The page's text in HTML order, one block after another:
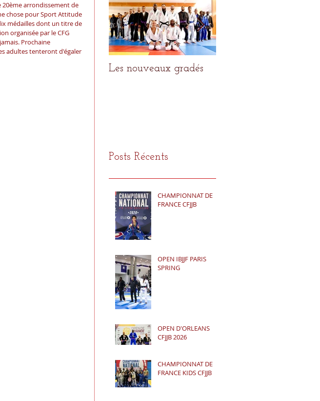
20ème arrondissement de
chose pour Sport Attitude
médailles dont un titre de
organisée par le CFG
Prochaine
adultes tenteront d'égaler
Les nouveaux gradés
Posts Récents
CHAMPIONNAT DE
FRANCE CFJJB
OPEN IBJJF PARIS
SPRING
OPEN D'ORLEANS
CFJJB 2026
CHAMPIONNAT DE
FRANCE KIDS CFJJB